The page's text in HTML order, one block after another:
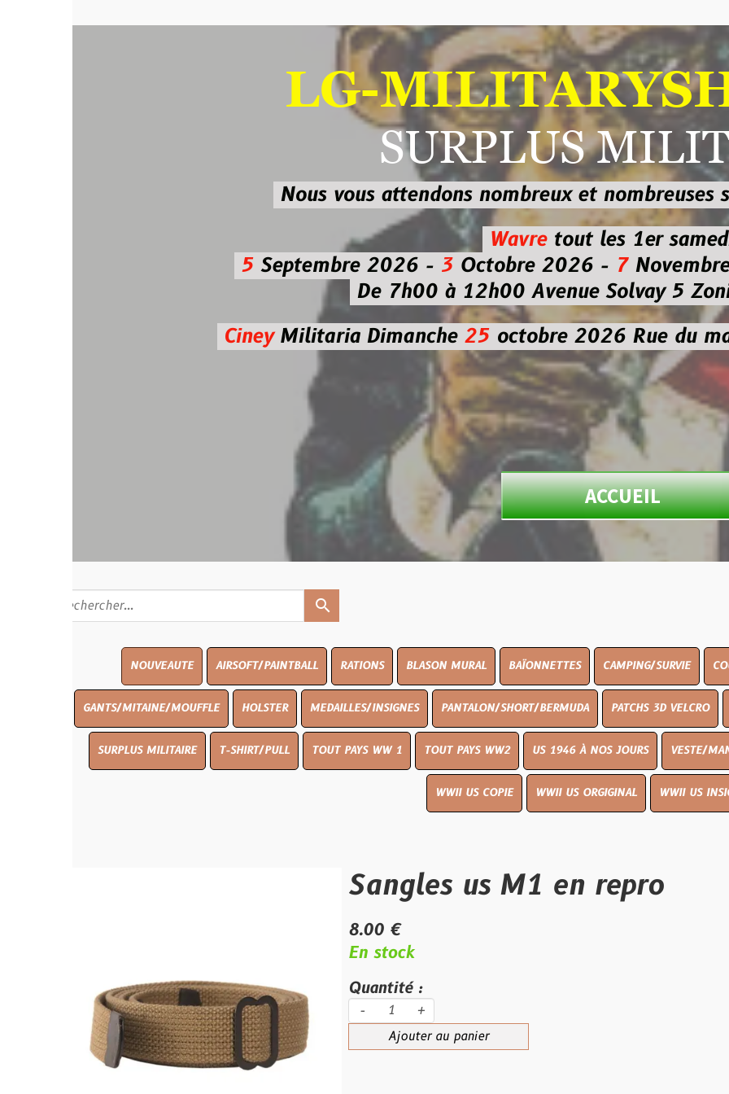
LG-
SURPLUS
Nous vous attendons nombreux et nombreusessur les
Wavre
tout les 1er samedi
Septembre 2026 -3Octobre 2026 - 7Novembre 2026
De 7h00 à 12h00 Avenue Solvay 5 Zoning
MilitariaDimanche25octobre 2026Rue du marché
ACCUEIL
AIRSOFT/PAINTBALL RATIONS BLASON MURAL BAÏONNETTES CAMPING/SURVIE COUTELLERIE
GANTS/MITAINE/MOUFFLE HOLSTER MEDAILLES/INSIGNES PANTALON/SHORT/BERMUDA PATCHS 3D VELCRO PEINTURE
SURPLUS MILITAIRE T-SHIRT/PULL TOUT PAYS WW 1 TOUT PAYS WW2 US 1946 À NOS JOURS VESTE/MANTEAU
WWII US COPIE WWII US ORGIGINAL WWII US INSIGNES
Sangles us M1 en repro
Quantité :
-
Ajouter au panier